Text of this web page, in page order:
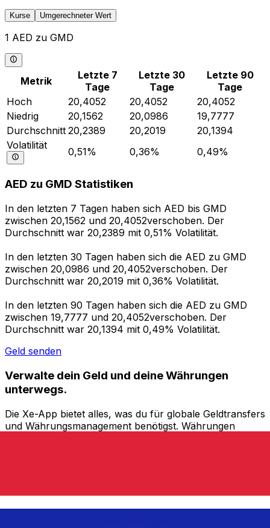
Kurse Umgerechneter Wert
1 AED zu GMD
Metrik
Letzte 7
Tage
Letzte 30
Tage
Letzte 90
Tage
Hoch
20,4052 20,4052
20,4052
Niedrig
20,1562 20,0986
19,7777
Durchschnitt 20,2389 20,2019
20,1394
Volatilität
0,51% 0,36% 0,49%
AED zu GMD Statistiken
In den letzten 7 Tagen haben sich AED bis GMD
zwischen 20,1562 und 20,4052verschoben. Der
Durchschnitt war 20,2389 mit 0,51% Volatilität.
In den letzten 30 Tagen haben sich die AED zu GMD
zwischen 20,0986 und 20,4052verschoben. Der
Durchschnitt war 20,2019 mit 0,36% Volatilität.
In den letzten 90 Tagen haben sich die AED zu GMD
zwischen 19,7777 und 20,4052verschoben. Der
Durchschnitt war 20,1394 mit 0,49% Volatilität.
Geld senden
Verwalte dein Geld und deine Währungen
unterwegs.
Die Xe-App bietet alles, was du für globale Geldtransfers
und Währungsmanagement benötigst. Währungen